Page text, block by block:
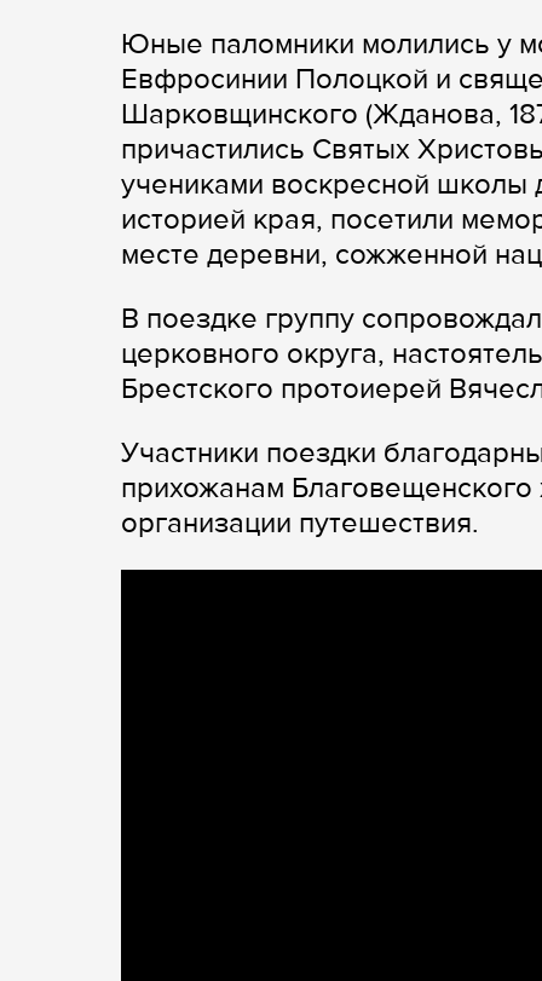
Юные паломники молились у
Евфросинии Полоцкой и
Шарковщинского (Жданова,
причастились Святых
учениками воскресной школы
историей края, посетили
месте деревни, сожженной
В поездке группу
церковного округа,
Брестского протоиерей
Участники поездки
прихожанам
организации путешествия.